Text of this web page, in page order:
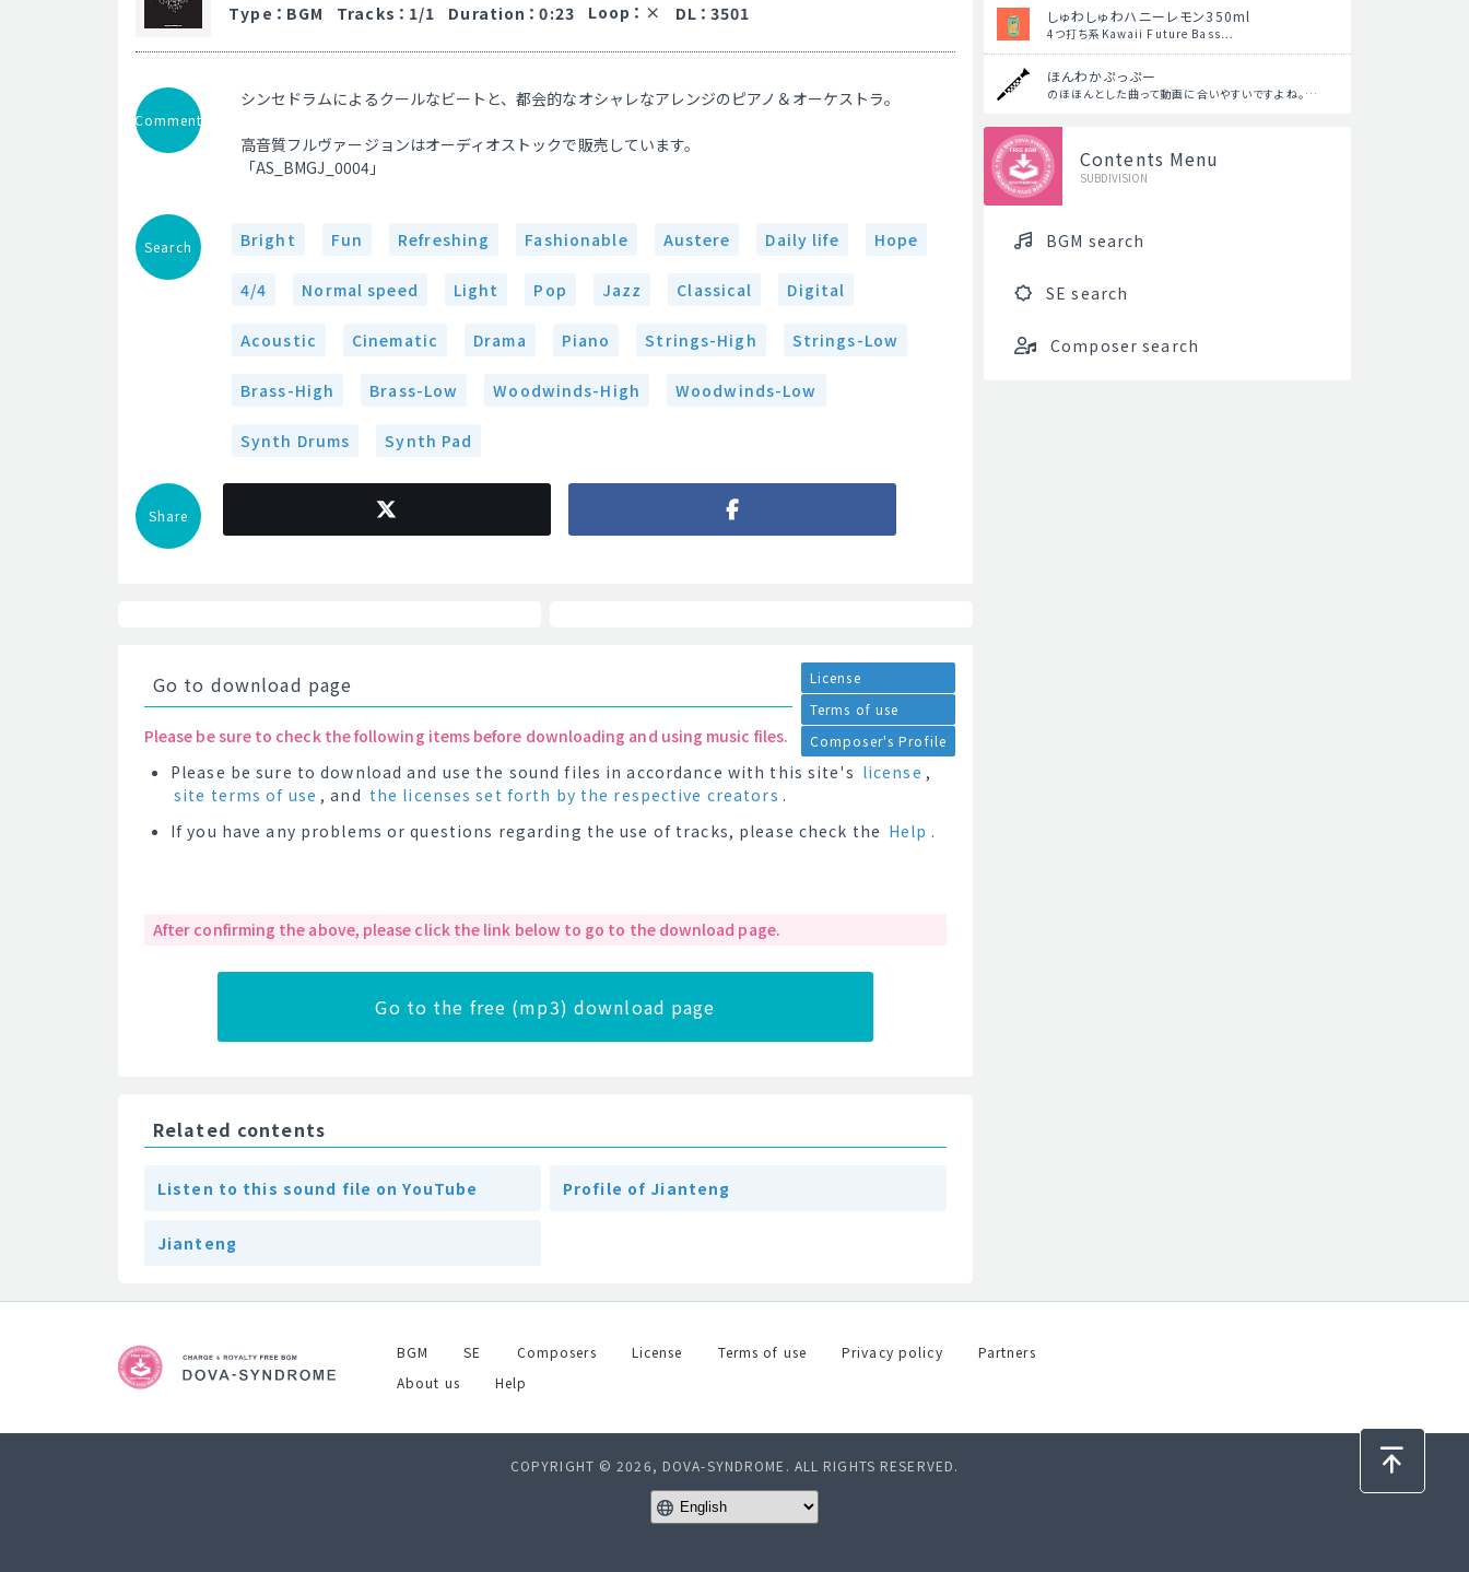
Type ： BGM Tracks ： 1/1 Duration ： 0:23 Loop ： DL ： 3501
Comment
シンセドラムによるクールなビートと、都会的なオシャレなアレンジのピアノ＆オーケストラ。
高音質フルヴァージョンはオーディオストックで販売しています。
「AS_BMGJ_0004」
Search Bright Fun Refreshing Fashionable Austere Daily life Hope
4/4 Normal speed Light Pop Jazz Classical Digital
Acoustic Cinematic Drama Piano Strings-High Strings-Low
Brass-High Brass-Low Woodwinds-High Woodwinds-Low
Synth Drums Synth Pad
Share
Go to download page
License
Terms of use
Composer's Profile
Please be sure to check the following items before downloading and using music files.
Please be sure to download and use the sound files in accordance with this site's license ,
site terms of use , and the licenses set forth by the respective creators .
If you have any problems or questions regarding the use of tracks, please check the Help .
After confirming the above, please click the link below to go to the download page.
Go to the free (mp3) download page
Related contents
Listen to this sound file on YouTube Profile of Jianteng
Jianteng
しゅわしゅわハニーレモン350ml
4つ打ち系Kawaii Future Bass…
ほんわかぷっぷー
のほほんとした曲って動画に合いやすいですよね。…
Contents Menu
SUBDIVISION
BGM search
SE search
Composer search
BGM SE Composers License Terms of use Privacy policy
Partners
About us
Help
COPYRIGHT © 2026, DOVA-SYNDROME. ALL RIGHTS RESERVED.